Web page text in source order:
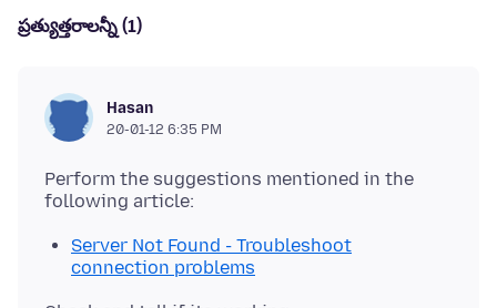
ప్రత్యుత్తరాలన్నీ (1)
Hasan
20-01-12 6:35 PM
Perform the suggestions mentioned in the
Server Not Found - Troubleshoot
connection problems